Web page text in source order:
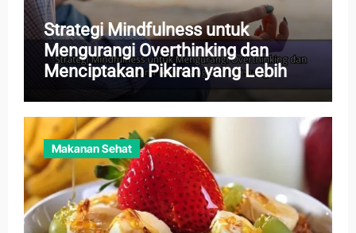
Strategi Mindfulness untuk
Mengurangi Overthinking dan
Menciptakan Pikiran yang Lebih
Makanan Sehat